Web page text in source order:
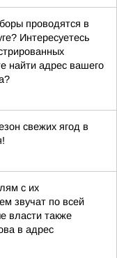
проводятся в
Интересуетесь
найти адрес вашего
свежих ягод в
с их
звучат по всей
власти также
в адрес